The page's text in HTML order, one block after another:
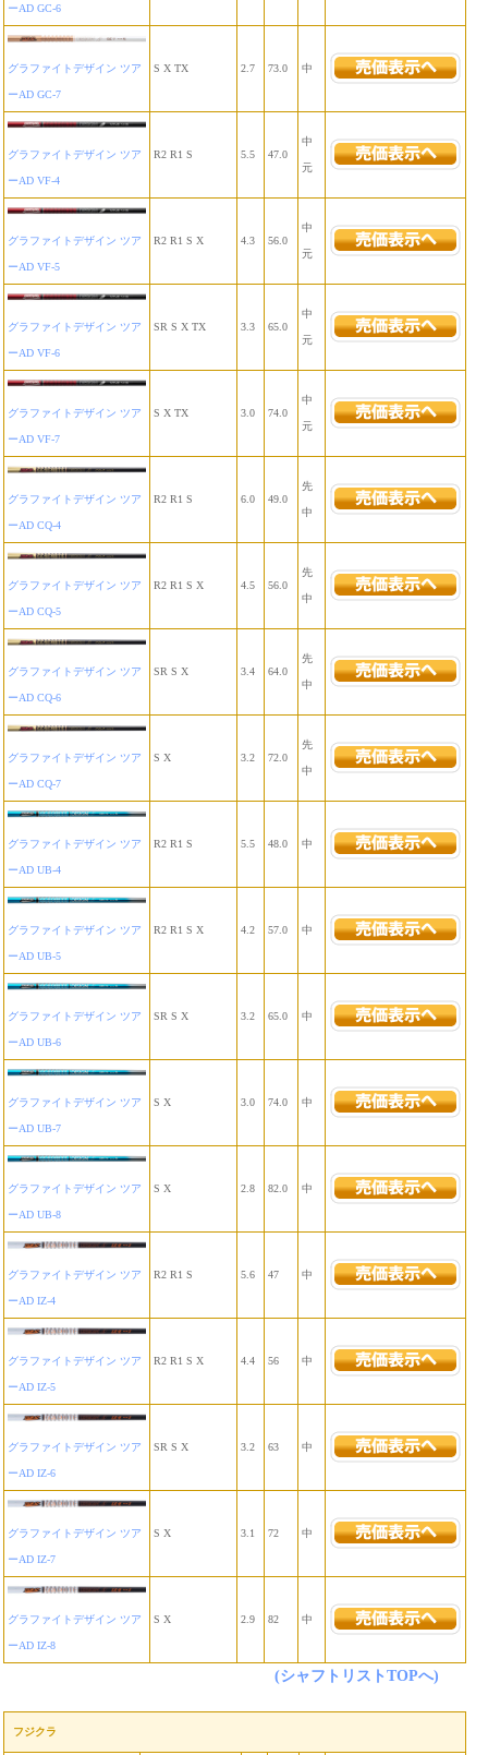
ーAD GC-6
グラファイトデザイン ツア
ーAD GC-7
S X TX 2.7 73.0 中
グラファイトデザイン ツア
ーAD VF-4
R2 R1 S 5.5 47.0
中
元
グラファイトデザイン ツア
ーAD VF-5
R2 R1 S X 4.3 56.0
中
元
グラファイトデザイン ツア
ーAD VF-6
SR S X TX 3.3 65.0
中
元
グラファイトデザイン ツア
ーAD VF-7
S X TX 3.0 74.0
中
元
グラファイトデザイン ツア
ーAD CQ-4
R2 R1 S 6.0 49.0
先
中
グラファイトデザイン ツア
ーAD CQ-5
R2 R1 S X 4.5 56.0
先
中
グラファイトデザイン ツア
ーAD CQ-6
SR S X 3.4 64.0
先
中
グラファイトデザイン ツア
ーAD CQ-7
S X 3.2 72.0
先
中
グラファイトデザイン ツア
ーAD UB-4
R2 R1 S 5.5 48.0 中
グラファイトデザイン ツア
ーAD UB-5
R2 R1 S X 4.2 57.0 中
グラファイトデザイン ツア
ーAD UB-6
SR S X 3.2 65.0 中
グラファイトデザイン ツア
ーAD UB-7
S X 3.0 74.0 中
グラファイトデザイン ツア
ーAD UB-8
S X 2.8 82.0 中
グラファイトデザイン ツア
ーAD IZ-4
R2 R1 S 5.6 47 中
グラファイトデザイン ツア
ーAD IZ-5
R2 R1 S X 4.4 56 中
グラファイトデザイン ツア
ーAD IZ-6
SR S X 3.2 63 中
グラファイトデザイン ツア
ーAD IZ-7
S X 3.1 72 中
グラファイトデザイン ツア
ーAD IZ-8
S X 2.9 82 中
(シャフトリストTOPへ)
フジクラ